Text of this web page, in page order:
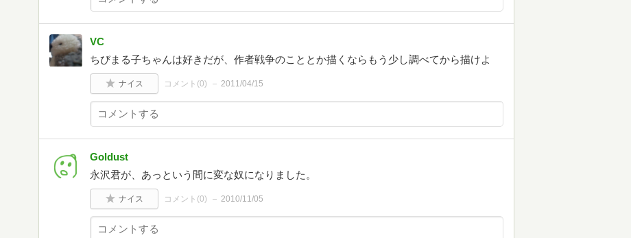
VC
ちびまる子ちゃんは好きだが、作者戦争のこととか描くならもう少し調べてから描けよ
ナイス コメント(0) 2011/04/15
Goldust
永沢君が、あっという間に変な奴になりました。
ナイス コメント(0) 2010/11/05